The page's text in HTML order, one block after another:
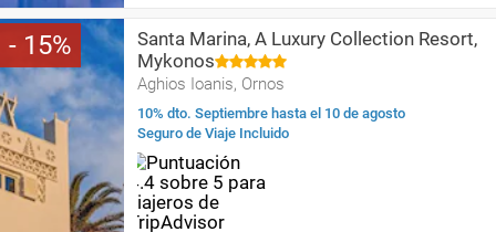
15
Santa Marina, A Luxury Collection Resort,
Mykonos
Aghios Ioanis, Ornos
10% dto. Septiembre hasta el 10 de agosto
Seguro de Viaje Incluido